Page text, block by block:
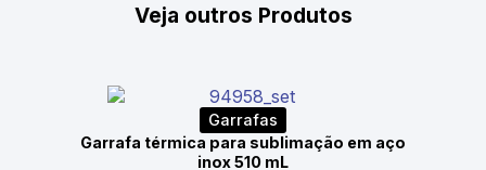
Veja outros Produtos
Garrafas
Garrafa térmica para sublimação em aço
inox 510 mL